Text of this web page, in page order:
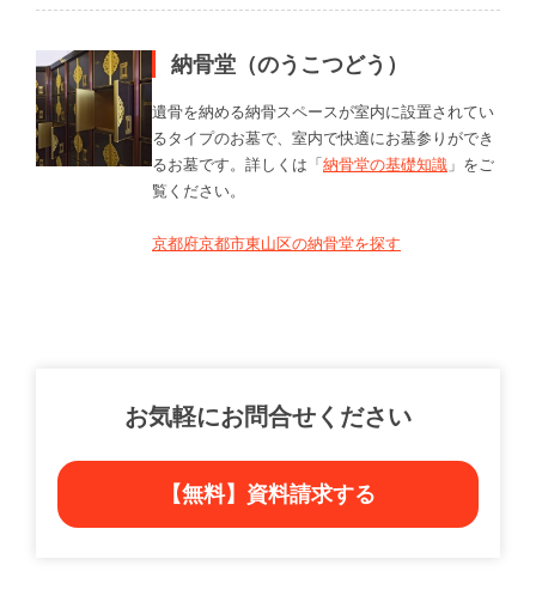
納骨堂（のうこつどう）
遺骨を納める納骨スペースが室内に設置されてい
るタイプのお墓で、室内で快適にお墓参りができ
るお墓です。詳しくは「納骨堂の基礎知識 」をご
覧ください。
京都府京都市東山区の納骨堂を探す
お気軽にお問合せください
【無料】資料請求する